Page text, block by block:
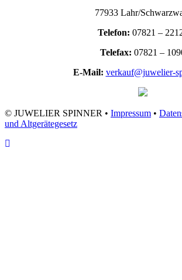
77933 Lahr/
Telefon: 07821 –
Telefax: 07821 –
E-Mail: verkauf@juwelier-
© JUWELIER SPINNER • Impressum •
und Altgerätegesetz